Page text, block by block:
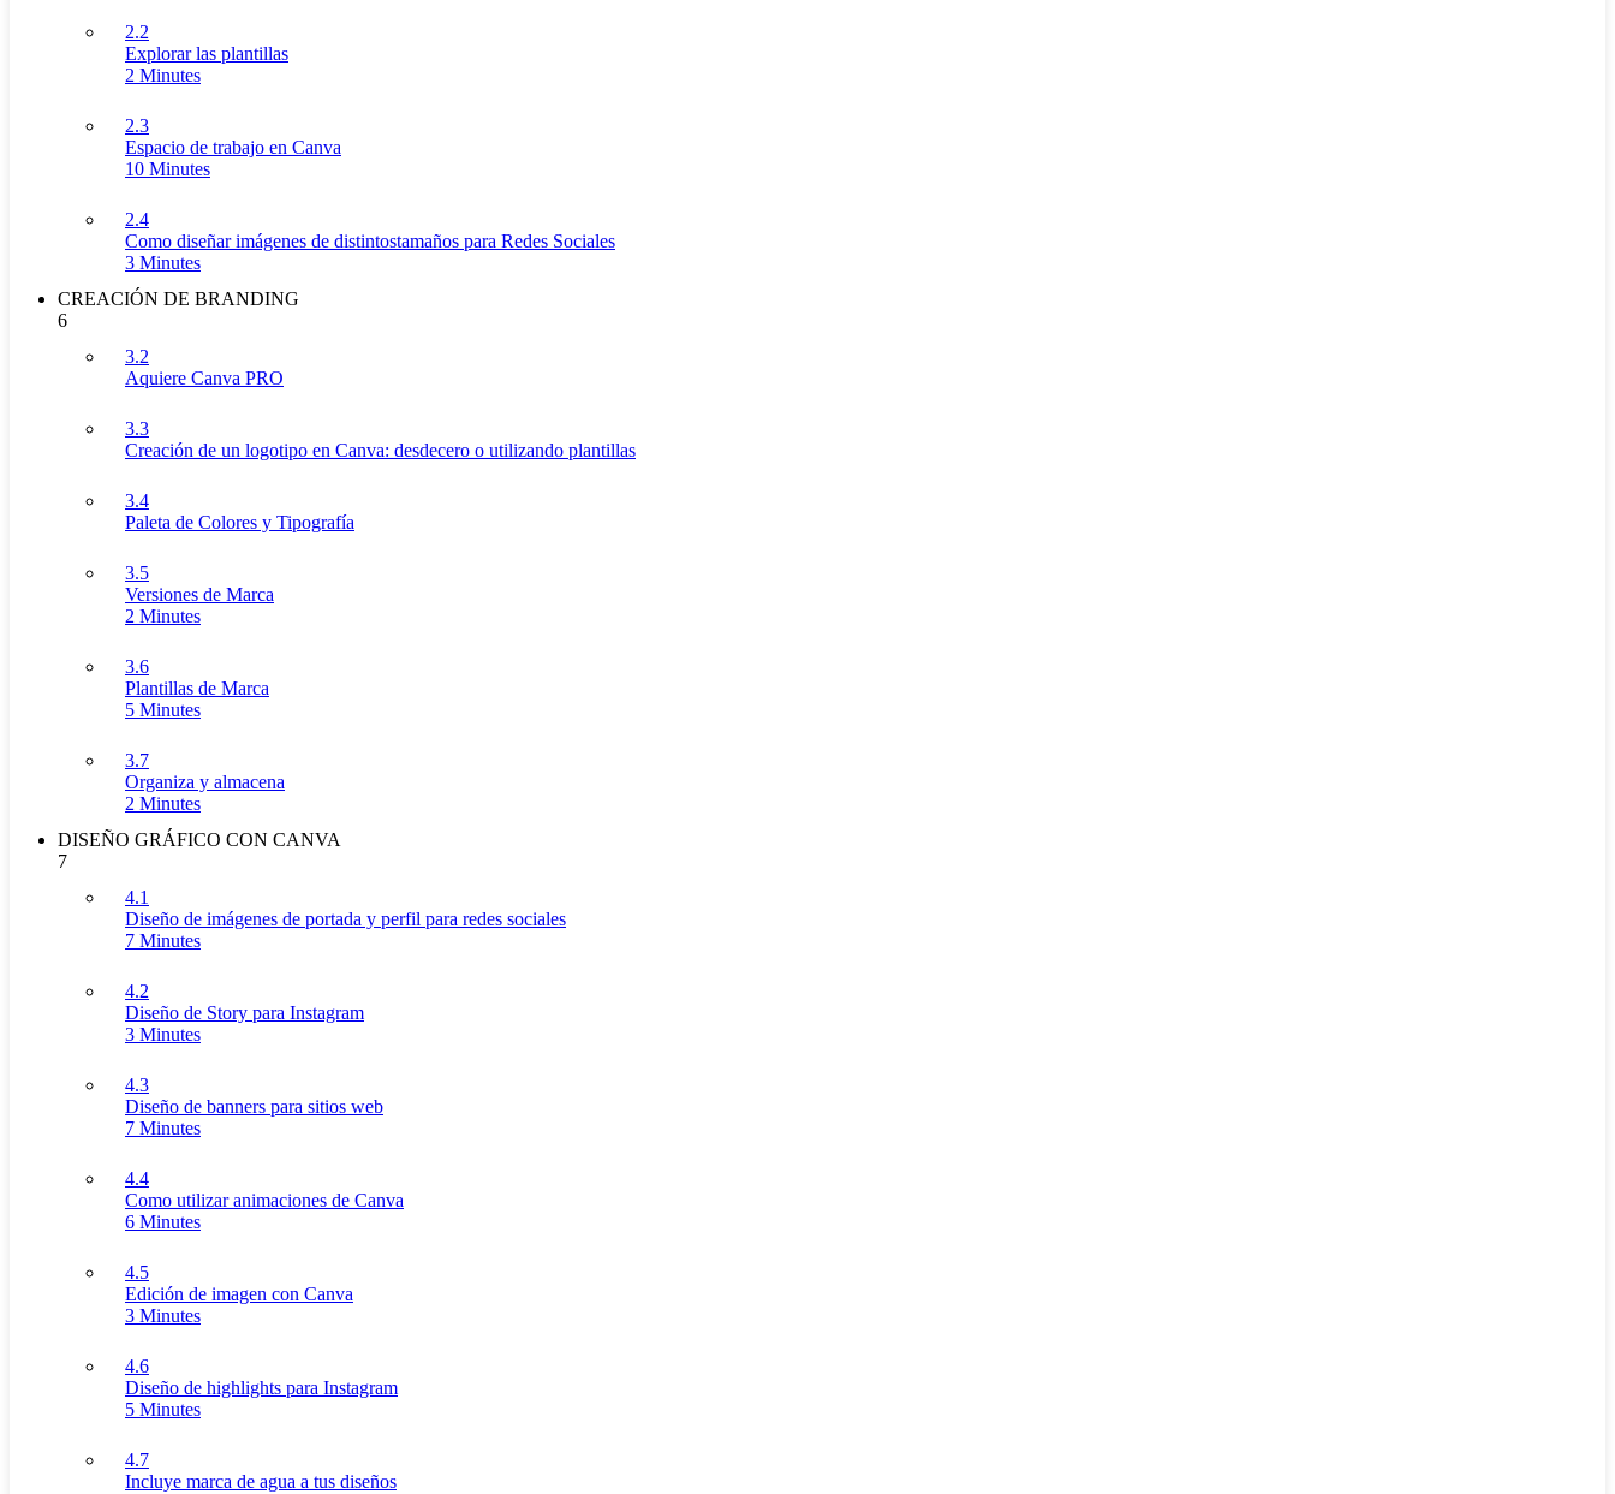
2.2
Explorar las plantillas
2 Minutes
2.3
Espacio de trabajo en Canva
10 Minutes
2.4
Como diseñar imágenes de distintostamaños para Redes Sociales
3 Minutes
CREACIÓN DE BRANDING
6
3.2
Aquiere Canva PRO
3.3
Creación de un logotipo en Canva: desdecero o utilizando plantillas
3.4
Paleta de Colores y Tipografía
3.5
Versiones de Marca
2 Minutes
3.6
Plantillas de Marca
5 Minutes
3.7
Organiza y almacena
2 Minutes
DISEÑO GRÁFICO CON CANVA
7
4.1
Diseño de imágenes de portada y perfil para redes sociales
7 Minutes
4.2
Diseño de Story para Instagram
3 Minutes
4.3
Diseño de banners para sitios web
7 Minutes
4.4
Como utilizar animaciones de Canva
6 Minutes
4.5
Edición de imagen con Canva
3 Minutes
4.6
Diseño de highlights para Instagram
5 Minutes
4.7
Incluye marca de agua a tus diseños